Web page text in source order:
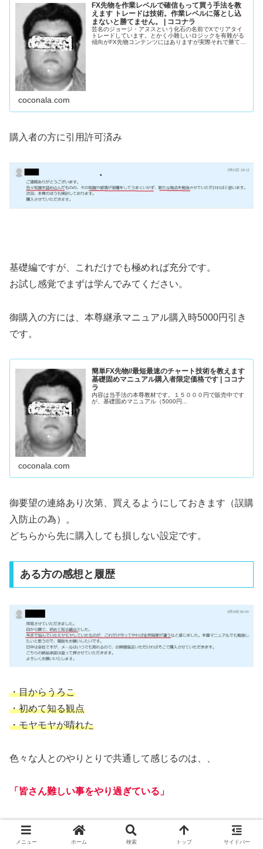
FX先物を作業レベルで確信もって買う手法を教
えます トレードは技術。作業レベルに落とし込
まないと勝てません。 | ココナラ
芸名のジョージ・アヌスという化石の名前でXでリアタイ
トレードしています。とかく小難しいロジックを有難がる
傾向がFX先物コンテンツにはありますが実際それで勝てて
coconala.com
購入者の方に引用許可済み
基礎編ですが、これだけでも極めれば充分です。
お試し感覚でまずは学んでみてください。
御購入の方には、本尊継承マニュアル購入時5000円引き
です。
簡単FX先物//最短最速のチャート技術を教えます
基礎固めマニュアル購入者限定価格です | ココナ
ラ
内容は当手法の本尊教材です。１５０００円で販売中です
が、基礎固めマニュアル（5000円...
coconala.com
御要望の連絡あり次第、買えるようにしておきます（誤購
入防止の為）。
どちらから先に購入しても損しない設定です。
ある方の感想と履歴
・目からうろこ
・初めて知る観点
・モヤモヤが晴れた
色々な人とのやりとりで共通して感じるのは、、
「皆さん難しい事をやり過ぎている」
ということ。
メニュー ホーム 検索 トップ サイドバー